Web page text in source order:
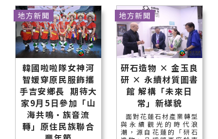
韓國啦啦隊女神河
智媛穿原民服飾攜
手吉安鄉長 期待大
家9月5日參加「山
海共鳴•族音流
轉」原住民族聯合
地方新聞
研石造物 × 金玉良
研 × 永續材質圖書
館 解構「未來日
常」新樣貌
面對花蓮石材產業轉型
與永續觀光的時代浪
潮，源自花蓮的「研石
地方新聞